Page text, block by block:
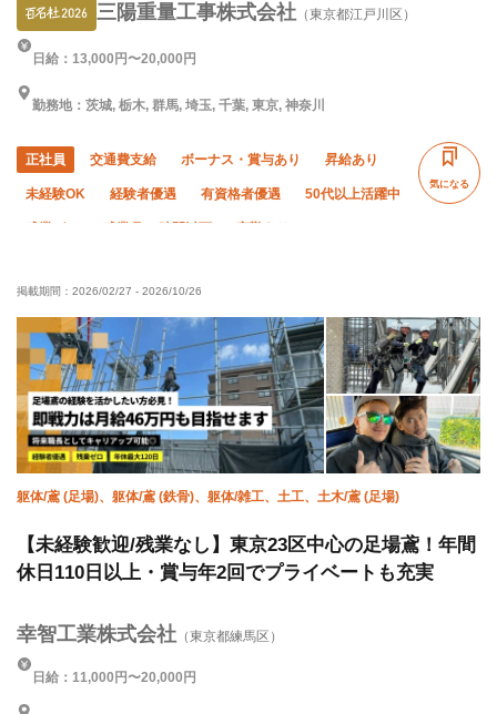
三陽重量工事株式会社 （東京都江戸川区）
日給：13,000円〜20,000円
勤務地：茨城, 栃木, 群馬, 埼玉, 千葉, 東京, 神奈川
正社員 交通費支給 ボーナス・賞与あり 昇給あり
未経験OK 経験者優遇 有資格者優遇 50代以上活躍中
食堂・食事補助あり 制服貸与
髪型・髪色自由
気になる
掲載期間： 2026/02/27 - 2026/10/26
躯体/鳶 (足場)、躯体/鳶 (鉄骨)、躯体/雑工、土工、土木/鳶 (足場)
【未経験歓迎/残業なし】東京23区中心の足場鳶！年間
休日110日以上・賞与年2回でプライベートも充実
幸智工業株式会社 （東京都練馬区）
日給：11,000円〜20,000円